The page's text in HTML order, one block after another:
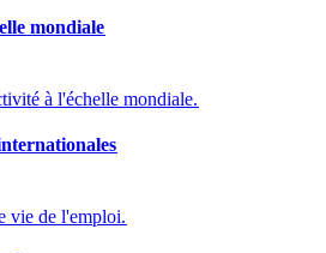
mondiale​​
à l'échelle mondiale.​​
vie de l'emploi.​​